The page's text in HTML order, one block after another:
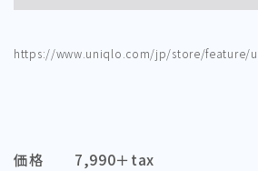
https://www.uniqlo.com/jp/store/feature/
価格 7,990＋tax